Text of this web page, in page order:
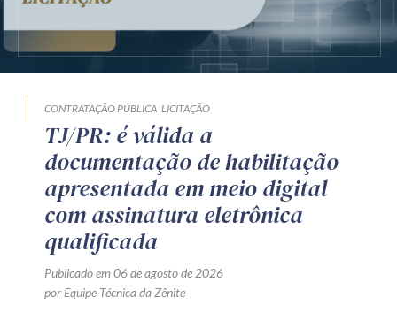
CONTRATAÇÃO PÚBLICA LICITAÇÃO
TJ/PR: é válida a
documentação de habilitação
apresentada em meio digital
com assinatura eletrônica
qualificada
Publicado em 06 de agosto de 2026
por Equipe Técnica da Zênite